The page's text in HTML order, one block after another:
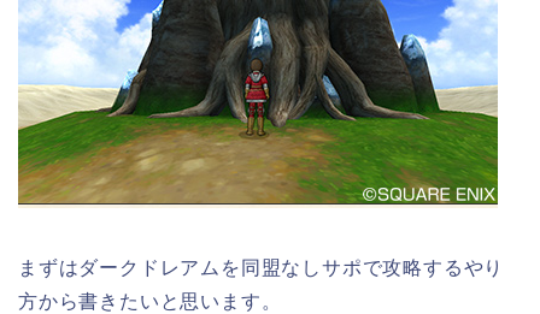
まずはダークドレアムを同盟なしサポで攻略するやり
方から書きたいと思います。